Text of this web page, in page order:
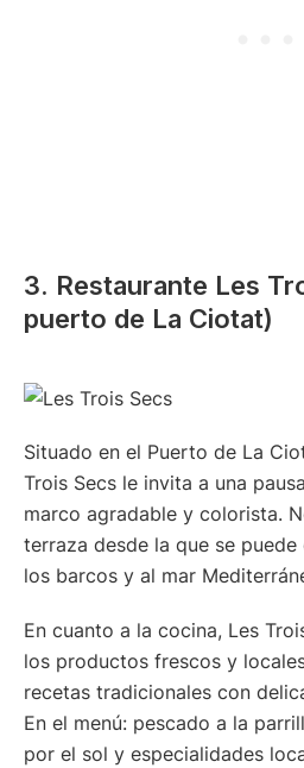
3. Restaurante Les
puerto de La Ciotat)
Situado en el Puerto de La
Trois Secs le invita a una
marco agradable y colorista.
terraza desde la que se
los barcos y al mar
En cuanto a la cocina, Les
los productos frescos y
recetas tradicionales con
En el menú: pescado a la
por el sol y especialidades